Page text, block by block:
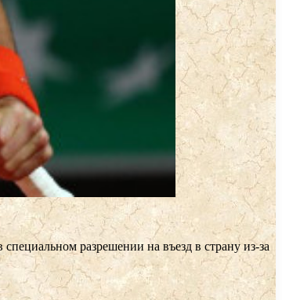
разрешении на въезд в страну из-за